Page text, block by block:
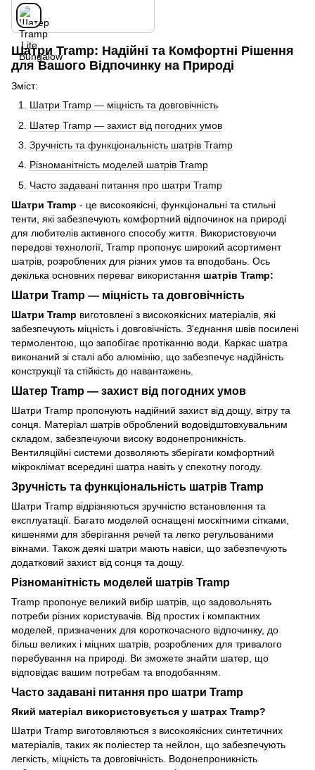
Шатри Tramp: Надійні та Комфортні Рішення
для Вашого Відпочинку на Природі
Зміст:
Шатри Tramp — міцність та довговічність
Шатер Tramp — захист від погодних умов
Зручність та функціональність шатрів Tramp
Різноманітність моделей шатрів Tramp
Часто задавані питання про шатри Tramp
Шатри Tramp - це високоякісні, функціональні та стильні
тенти, які забезпечують комфортний відпочинок на природі
для любителів активного способу життя. Використовуючи
передові технології, Tramp пропонує широкий асортимент
шатрів, розроблених для різних умов та вподобань. Ось
декілька основних переваг використання шатрів Tramp:
Шатри Tramp — міцність та довговічність
Шатри Tramp виготовлені з високоякісних матеріалів, які
забезпечують міцність і довговічність. З'єднання швів посилені
термолентою, що запобігає протіканню води. Каркас шатра
виконаний зі сталі або алюмінію, що забезпечує надійність
конструкції та стійкість до навантажень.
Шатер Tramp — захист від погодних умов
Шатри Tramp пропонують надійний захист від дощу, вітру та
сонця. Матеріал шатрів оброблений водовідштовхувальним
складом, забезпечуючи високу водонепроникність.
Вентиляційні системи дозволяють зберігати комфортний
мікроклімат всередині шатра навіть у спекотну погоду.
Зручність та функціональність шатрів Tramp
Шатри Tramp відрізняються зручністю встановлення та
експлуатації. Багато моделей оснащені москітними сітками,
кишенями для зберігання речей та легко регульованими
вікнами. Також деякі шатри мають навіси, що забезпечують
додатковий захист від сонця та дощу.
Різноманітність моделей шатрів Tramp
Tramp пропонує великий вибір шатрів, що задовольнять
потреби різних користувачів. Від простих і компактних
моделей, призначених для короткочасного відпочинку, до
більш великих і міцних шатрів, розроблених для тривалого
перебування на природі. Ви зможете знайти шатер, що
відповідає вашим потребам та вподобанням.
Часто задавані питання про шатри Tramp
Який матеріал використовується у шатрах Tramp?
Шатри Tramp виготовляються з високоякісних синтетичних
матеріалів, таких як поліестер та нейлон, що забезпечують
легкість, міцність та довговічність. Водонепроникність